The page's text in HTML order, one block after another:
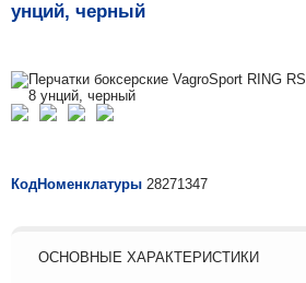
унций, черный
КодНоменклатуры 28271347
ОСНОВНЫЕ ХАРАКТЕРИСТИКИ